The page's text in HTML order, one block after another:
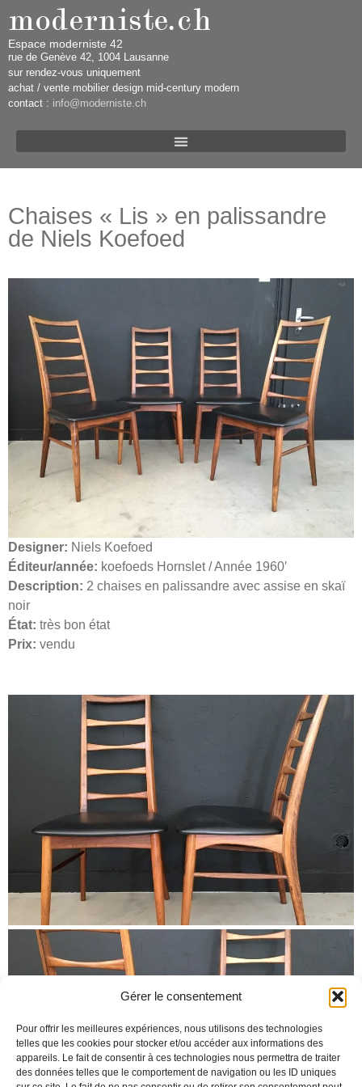
Gérer le consentement
Pour offrir les meilleures expériences, nous utilisons des technologies
telles que les cookies pour stocker et/ou accéder aux informations des
appareils. Le fait de consentir à ces technologies nous permettra de traiter
des données telles que le comportement de navigation ou les ID uniques
Espace moderniste 42
rue d​​​​e Genève 42, 1004 Lausanne​​
sur rendez-vous uniquement ​​​
​achat / vente mobilier design mid-century modern
contact : info@moderniste.ch
Chaises « Lis » en palissandre
de Niels Koefoed
Designer: Niels Koefoed
Éditeur/année: koefoeds Hornslet / Année 1960′
Description: 2 chaises en palissandre avec assise en skaï
noir
État: très bon état
Prix: vendu